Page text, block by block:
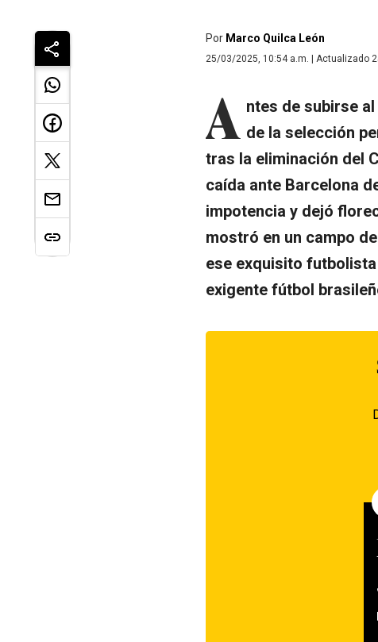
Por Marco Quilca León
25/03/2025, 10:54 a.m. | Actualizado
A ntes de subirse
de la selección
tras la eliminación del
caída ante Barcelona
impotencia y dejó
mostró en un campo
ese exquisito
exigente fútbol